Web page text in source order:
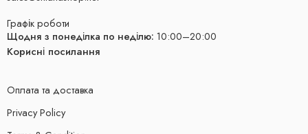
Графік роботи
Щодня з понеділка по неділю: 10:00–20:00
Корисні посилання
Оплата та доставка
Privacy Policy